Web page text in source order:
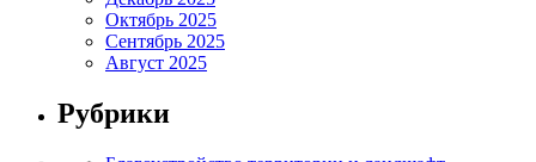
Октябрь 2025
Сентябрь 2025
Август 2025
Рубрики